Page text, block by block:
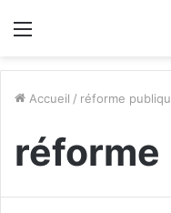
Menu
Accueil / réforme